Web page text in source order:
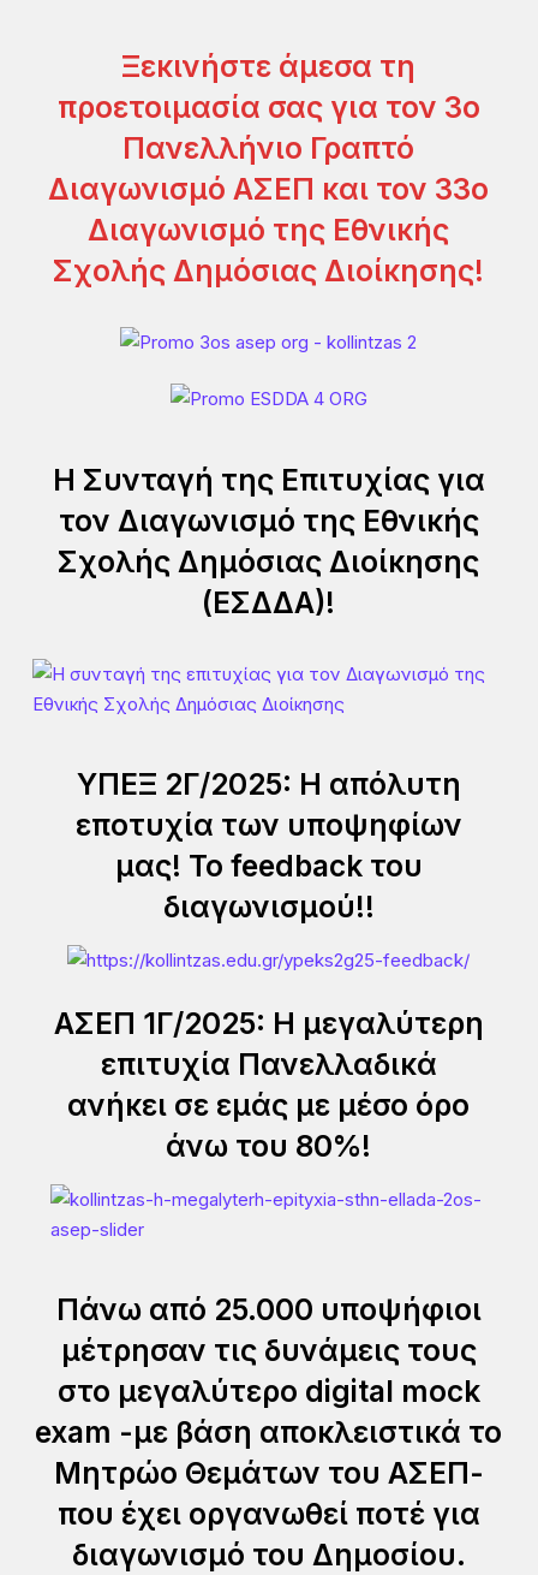
Ξεκινήστε άμεσα τη
προετοιμασία σας για τον 3ο
Πανελλήνιο Γραπτό
Διαγωνισμό ΑΣΕΠ και τον 33ο
Διαγωνισμό της Εθνικής
Σχολής Δημόσιας Διοίκησης!
Η Συνταγή της Επιτυχίας για
τον Διαγωνισμό της Εθνικής
Σχολής Δημόσιας Διοίκησης
(ΕΣΔΔΑ)!
ΥΠΕΞ 2Γ/2025: Η απόλυτη
εποτυχία των υποψηφίων
μας! Το feedback του
διαγωνισμού!!
ΑΣΕΠ 1Γ/2025: Η μεγαλύτερη
επιτυχία Πανελλαδικά
ανήκει σε εμάς με μέσο όρο
άνω του 80%!
Πάνω από 25.000 υποψήφιοι
μέτρησαν τις δυνάμεις τους
στο μεγαλύτερο digital mock
exam -με βάση αποκλειστικά το
Μητρώο Θεμάτων του ΑΣΕΠ-
που έχει οργανωθεί ποτέ για
διαγωνισμό του Δημοσίου.